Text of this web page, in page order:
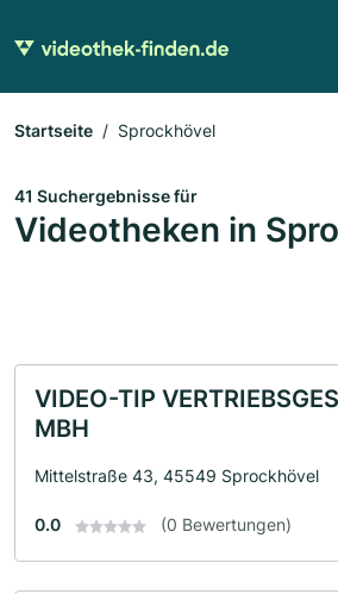
Startseite Sprockhövel
41 Suchergebnisse für
Videotheken in
VIDEO-TIP
MBH
Mittelstraße 43, 45549 Sprockhövel
0.0 (0 Bewertungen)